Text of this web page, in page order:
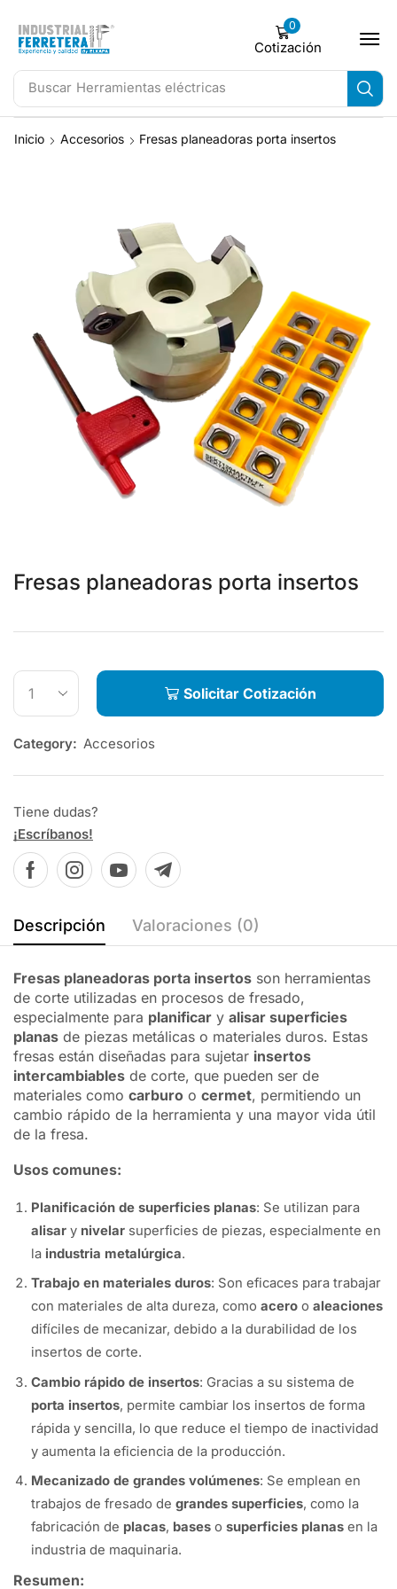
Buscar Herramientas eléctricas
0
Cotización
Inicio Accesorios Fresas planeadoras porta insertos
Fresas planeadoras porta insertos
Solicitar Cotización
Category: Accesorios
Tiene dudas?
¡Escríbanos!
Descripción Valoraciones (0)
Fresas planeadoras porta insertos son herramientas
de corte utilizadas en procesos de fresado,
especialmente para planificar y alisar superficies
planas de piezas metálicas o materiales duros. Estas
fresas están diseñadas para sujetar insertos
intercambiables de corte, que pueden ser de
materiales como carburo o cermet, permitiendo un
cambio rápido de la herramienta y una mayor vida útil
de la fresa.
Usos comunes:
Planificación de superficies planas: Se utilizan para
alisar y nivelar superficies de piezas, especialmente en
la industria metalúrgica.
Trabajo en materiales duros: Son eficaces para trabajar
con materiales de alta dureza, como acero o aleaciones
difíciles de mecanizar, debido a la durabilidad de los
insertos de corte.
Cambio rápido de insertos: Gracias a su sistema de
porta insertos, permite cambiar los insertos de forma
rápida y sencilla, lo que reduce el tiempo de inactividad
y aumenta la eficiencia de la producción.
Mecanizado de grandes volúmenes: Se emplean en
trabajos de fresado de grandes superficies, como la
fabricación de placas, bases o superficies planas en la
industria de maquinaria.
Resumen: